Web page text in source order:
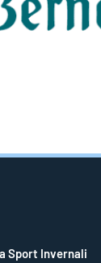
Sport Invernali